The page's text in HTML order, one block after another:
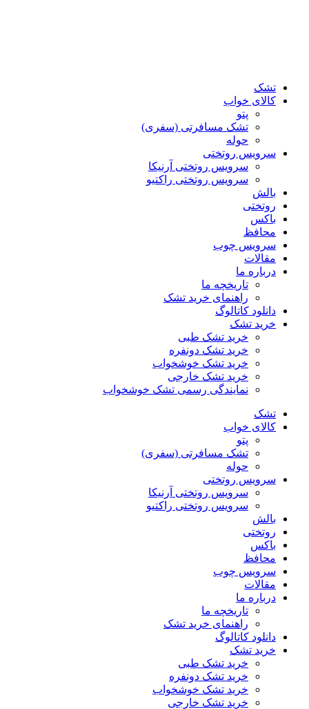
تشک
کالای خواب
پتو
تشک مسافرتی (سفری)
حوله
سرویس روتختی
سرویس روتختی آرنیکا
سرویس روتختی راکتیو
بالش
روتختی
باکس
محافظ
سرویس چوب
مقالات
درباره ما
تاریخچه ما
راهنمای خرید تشک
دانلود کاتالوگ
خرید تشک
خرید تشک طبی
خرید تشک دونفره
خرید تشک خوشخواب
خرید تشک خارجی
نمایندگی رسمی تشک خوشخواب
تشک
کالای خواب
پتو
تشک مسافرتی (سفری)
حوله
سرویس روتختی
سرویس روتختی آرنیکا
سرویس روتختی راکتیو
بالش
روتختی
باکس
محافظ
سرویس چوب
مقالات
درباره ما
تاریخچه ما
راهنمای خرید تشک
دانلود کاتالوگ
خرید تشک
خرید تشک طبی
خرید تشک دونفره
خرید تشک خوشخواب
خرید تشک خارجی